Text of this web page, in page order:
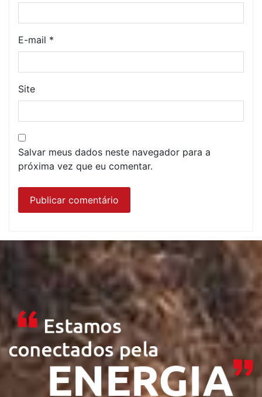
E-mail *
Site
Salvar meus dados neste navegador para a
próxima vez que eu comentar.